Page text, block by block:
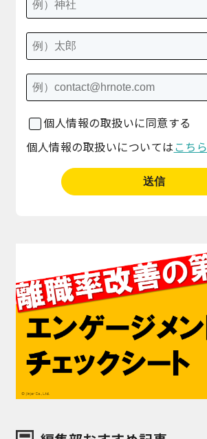
個人情報の取扱いに同意する
個人情報の取扱いについては こちら